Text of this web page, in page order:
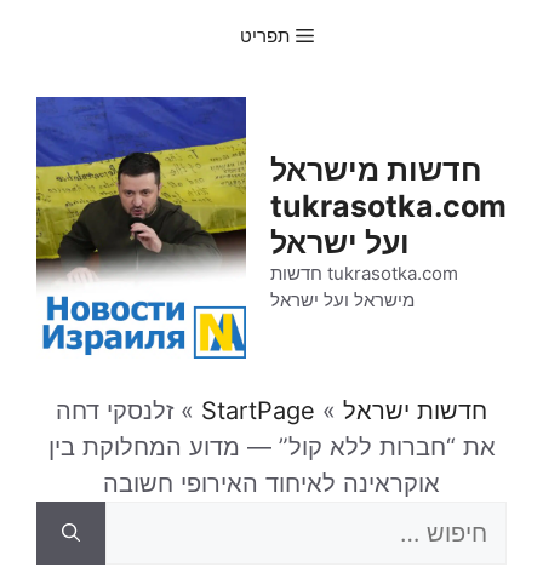
תפריט
חדשות מישראל
tukrasotka.com
ועל ישראל
tukrasotka.com חדשות
מישראל ועל ישראל
חדשות ישראל »
StartPage
»זלנסקי דחה
את “חברות ללא קול” — מדוע המחלוקת בין
אוקראינה לאיחוד האירופי חשובה